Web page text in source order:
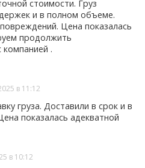
стоимости. Груз
и в полном объеме.
Цена показалась
продолжить
компанией .
в 11:12
груза. Доставили в срок и в
показалась адекватной
в 10:12